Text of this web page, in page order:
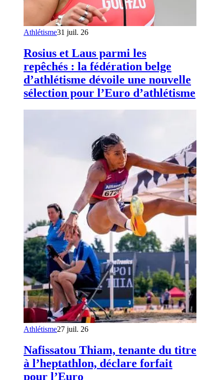
Athlétisme31 juil. 26
Rosius et Laus parmi les
repêchés : la fédération belge
d’athlétisme dévoile une nouvelle
sélection pour l’Euro d’athlétisme
Athlétisme27 juil. 26
Nafissatou Thiam, tenante du titre
à l’heptathlon, déclare forfait
pour l’Euro